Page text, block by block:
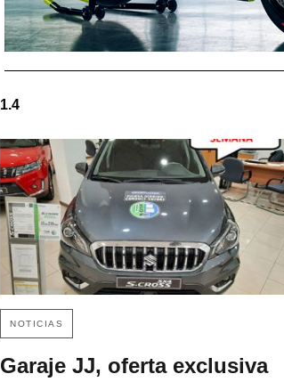
1.4
NOTICIAS
Garaje JJ, oferta exclusiva